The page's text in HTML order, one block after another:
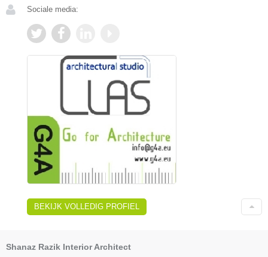
Sociale media:
BEKIJK VOLLEDIG PROFIEL
Shanaz Razik Interior Architect